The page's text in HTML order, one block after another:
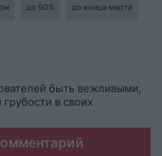
до 90% до конца марта
быть вежливыми,
в своих